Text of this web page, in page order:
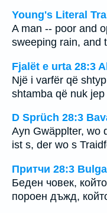
Young's Literal
A man -- poor and
sweeping rain, and
Fjalët e urta 28:3
Një i varfër që
shtamba që nuk jep
D Sprüch 28:3
Ayn Gwäpplter, wo
ist s, der wo s
Притчи 28:3
Беден човек,
пороен дъжд,